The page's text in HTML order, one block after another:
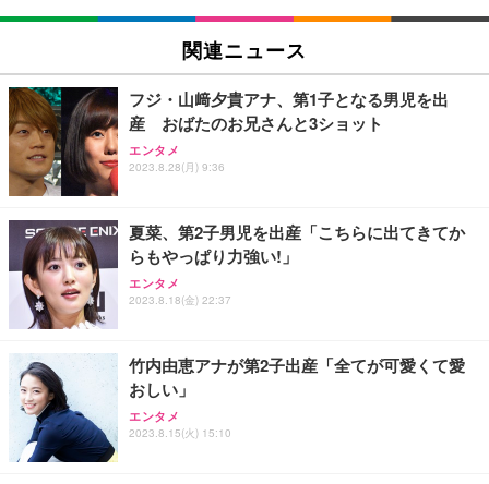
SIHOO B100 オフィスチェア／デスクチェア メッシ
ュチェア 人間工学 疲れない ブラック
￥27,999
Sezlife オフィスチェア デスクチェア 疲れない テレ
ワーク チェア 強化バックレスト 30度ロッキング機
能 人間工学 椅子 腰サポート 90度跳ね上げ式アーム
務用 おしゃれ パソコンチェア (ブラック)
Sezlife オフィスチェア デスクチェア 疲れない テレ
ワーク チェア 強化バックレスト 30度ロッキング機
能 人間工学 椅子 腰サポート 90度跳ね上げ式アーム
務用 おしゃれ パソコンチェア (ホワイト)
ANDWINT オフィスチェア デスクチェア 肘なし メ
ッシュ 通気性 ランバーサポート付き 腰サポート ガ
ス圧無段階昇降 360度回転 キャスター付き コンパク
EIZO ビジネス向けプレミアムモニター | FlexScan
￥109,572
【純正品】27"ゲーミングモニター DualSense 充電
フック付き（CFI-ZDM1J）
【整備済み品】Dell E2724HS 27インチ 液晶モニタ
ー フルHD（1920×1080）VA 非光沢 HDMI/DisplayP
ort/VGA スピーカー内蔵 高さ調整 スイベル VESA対
【MiniLED/24.5inch/280Hz/FHD】GRAPHT THE S
HOOTER Gaming Monitor 24” Essential ゲーミン
グモニター QD 24.5インチ 1ms FHD 量子ドット 残
Amazonベーシック ペットシーツ 厚型 ワイド 42枚
x2袋(84枚) ホワイト(吸収面:ライトブルー)
￥3,234
ネオ・ルーライフ ネオ・オムツ L 中型犬用 26枚入
り 単品
Smart Basic(スマートベーシック) 【Amazon.co.jp
限定】 Smart Basic アイリスオーヤマ ペットシーツ
超厚型 お徳用 ワイド 100枚入 (x 1) (ケース販売)
アイリスオーヤマ ペットシーツ 超厚型 お徳用 レギ
ュラー 200枚入【Amazon.co.jp限定】
関連ニュース
フジ・山﨑夕貴アナ、第1子となる男児を出
産 おばたのお兄さんと3ショット
エンタメ
2023.8.28(月) 9:36
夏菜、第2子男児を出産「こちらに出てきてか
らもやっぱり力強い!」
エンタメ
2023.8.18(金) 22:37
竹内由恵アナが第2子出産「全てが可愛くて愛
おしい」
エンタメ
2023.8.15(火) 15:10